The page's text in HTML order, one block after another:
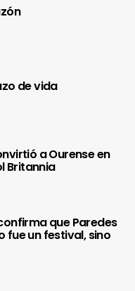
de vida
a Ourense en
Britannia
que Paredes
fue un festival, sino